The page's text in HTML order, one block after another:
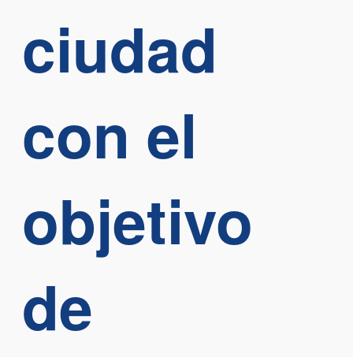
ciudad
con el
objetivo
de